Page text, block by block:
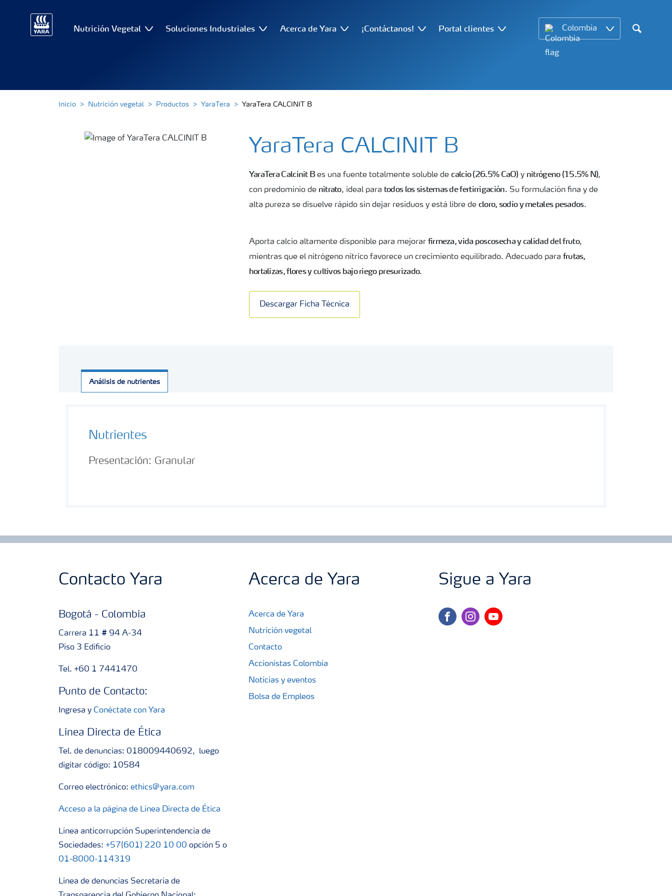
Nutrición Vegetal Soluciones Industriales Acerca de Yara ¡Contáctanos! Portal clientes Colombia
Search
Inicio Nutrición vegetal Productos YaraTera YaraTera CALCINIT B
YaraTera CALCINIT B
YaraTera Calcinit B es una fuente totalmente soluble decalcio (26.5% CaO)y nitrógeno (15.5% N),
con predominio de nitrato, ideal para todos los sistemas de fertirrigación. Su formulación fina y de
alta pureza se disuelve rápido sin dejar residuos y está libre de cloro, sodio y metales pesados.
Aporta calcio altamente disponible para mejorar firmeza, vida poscosecha y calidad del fruto,
mientras que el nitrógeno nítrico favorece un crecimiento equilibrado. Adecuado para frutas,
hortalizas, flores y cultivos bajo riego presurizado.
Descargar Ficha Técnica
Análisis de nutrientes
Nutrientes
Presentación: Granular
Contacto Yara
Bogotá - Colombia
Carrera 11 # 94 A-34
Piso 3 Edificio
Tel. +60 1 7441470
Punto de Contacto:
Ingresa y Conéctate con Yara
Línea Directa de Ética
Tel. de denuncias: 018009440692, luego
digitar código: 10584
Correo electrónico: ethics@yara.com
Acceso a la página de Línea Directa de Ética
Línea anticorrupción Superintendencia de
Sociedades: +57(601) 220 10 00 opción 5 o
01-8000-114319
Línea de denuncias Secretaría de
Acerca de Yara
Acerca de Yara
Nutrición vegetal
Contacto
Accionistas Colombia
Noticias y eventos
Bolsa de Empleos
Sigue a Yara
facebookinstagram
youtube